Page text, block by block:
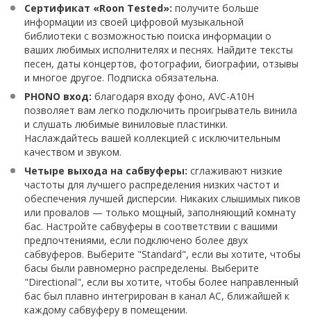
Сертификат «Roon Tested»: получите больше
информации из своей цифровой музыкальной
библиотеки с возможностью поиска информации о
ваших любимых исполнителях и песнях. Найдите тексты
песен, даты концертов, фотографии, биографии, отзывы
и многое другое. Подписка обязательна.
PHONO вход: благодаря входу фоно, AVC-A10H
позволяет вам легко подключить проигрыватель винила
и слушать любимые виниловые пластинки.
Наслаждайтесь вашей коллекцией с исключительным
качеством и звуком.
Четыре выхода на сабвуферы: сглаживают низкие
частоты для лучшего распределения низких частот и
обеспечения лучшей дисперсии. Никаких слышимых пиков
или провалов — только мощный, заполняющий комнату
бас. Настройте сабвуферы в соответствии с вашими
предпочтениями, если подключено более двух
сабвуферов. Выберите "Standard", если вы хотите, чтобы
басы были равномерно распределены. Выберите
"Directional", если вы хотите, чтобы более направленный
бас был плавно интегрирован в канал АС, ближайшей к
каждому сабвуферу в помещении.